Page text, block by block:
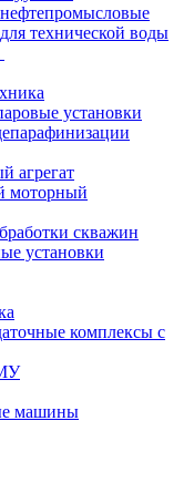
технической воды
установки
агрегат
моторный
скважин
установки
комплексы с
машины